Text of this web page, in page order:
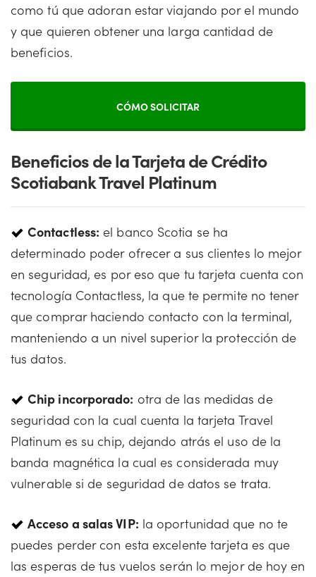
como tú que adoran estar viajando por el mundo
y que quieren obtener una larga cantidad de
beneficios.
CÓMO SOLICITAR
Beneficios de la Tarjeta de Crédito
Scotiabank Travel Platinum
Contactless: el banco Scotia se ha
determinado poder ofrecer a sus clientes lo mejor
en seguridad, es por eso que tu tarjeta cuenta con
tecnología Contactless, la que te permite no tener
que comprar haciendo contacto con la terminal,
manteniendo a un nivel superior la protección de
tus datos.
Chip incorporado: otra de las medidas de
seguridad con la cual cuenta la tarjeta Travel
Platinum es su chip, dejando atrás el uso de la
banda magnética la cual es considerada muy
vulnerable si de seguridad de datos se trata.
Acceso a salas VIP: la oportunidad que no te
puedes perder con esta excelente tarjeta es que
las esperas de tus vuelos serán lo mejor de hoy en